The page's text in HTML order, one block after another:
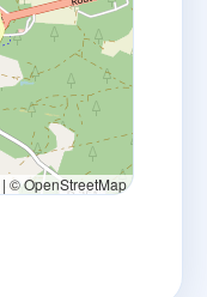
| © OpenStreetMap